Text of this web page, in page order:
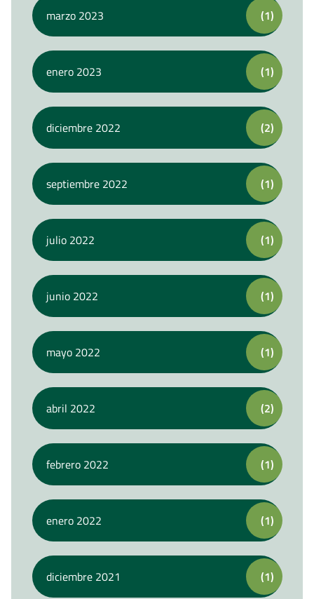
marzo 2023 (1)
enero 2023 (1)
diciembre 2022 (2)
septiembre 2022 (1)
julio 2022 (1)
junio 2022 (1)
mayo 2022 (1)
abril 2022 (2)
febrero 2022 (1)
enero 2022 (1)
diciembre 2021 (1)